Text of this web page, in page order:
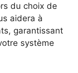
du choix de
aidera à
garantissant
système